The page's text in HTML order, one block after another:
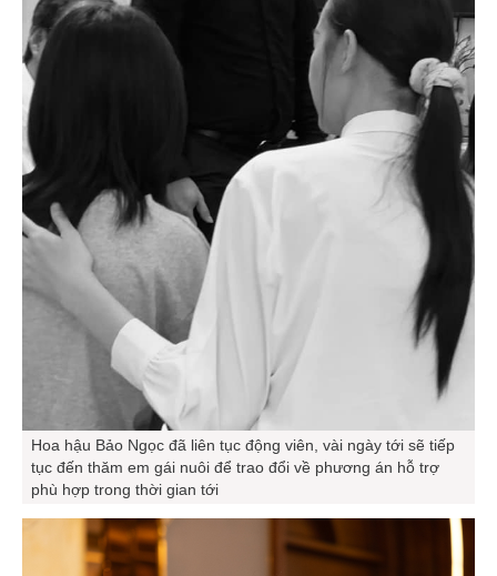
Hoa hậu Bảo Ngọc đã liên tục động viên, vài ngày tới sẽ tiếp
tục đến thăm em gái nuôi để trao đổi về phương án hỗ trợ
phù hợp trong thời gian tới